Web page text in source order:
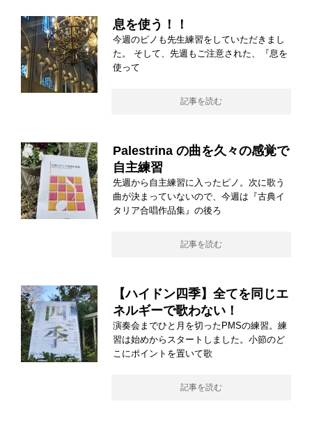
息を使う！！
今週のピノも先生練習をしていただきまし
た。 そして、先週もご注意された、『息を
使って
記事を読む
Palestrina の曲を久々の感覚で
自主練習
先週から自主練習に入ったピノ。次に歌う
曲が決まっていないので、今週は『古典イ
タリア合唱作品集』の後ろ
記事を読む
【ハイドン四季】全てを同じエ
ネルギーで歌わない！
演奏会までひと月を切ったPMSの練習。練
習は始めからスタートしました。小節のど
こにポイントを置いて歌
記事を読む